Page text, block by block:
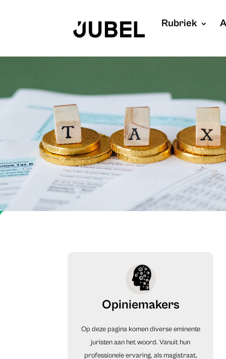
Rubriek
Opiniemakers
Op deze pagina komen diverse eminente
juristen aan het woord. Vanuit hun
professionele ervaring, als magistraat,